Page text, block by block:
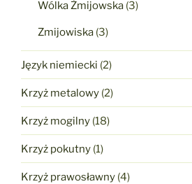
Wólka Żmijowska (3)
Zmijowiska (3)
Język niemiecki (2)
Krzyż metalowy (2)
Krzyż mogilny (18)
Krzyż pokutny (1)
Krzyż prawosławny (4)